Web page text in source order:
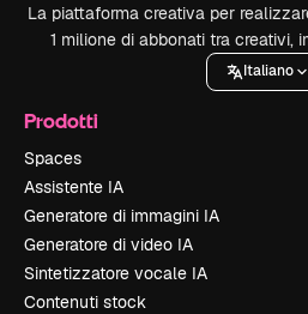
La piattaforma creativa per
1 milione di abbonati tra creativi,
Italiano
Prodotti
Spaces
Assistente IA
Generatore di immagini IA
Generatore di video IA
Sintetizzatore vocale IA
Contenuti stock